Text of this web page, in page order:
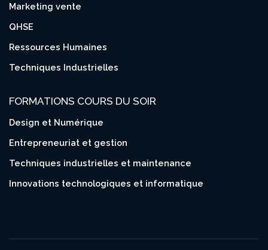
Marketing vente
QHSE
Ressources Humaines
Techniques Industrielles
FORMATIONS COURS DU SOIR
Design et Numérique
Entrepreneuriat et gestion
Techniques industrielles et maintenance
Innovations technologiques et informatique